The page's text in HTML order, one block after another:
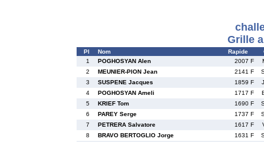
Grille
Pl Nom Rapide
1
POGHOSYAN Alen 2007 F
2
MEUNIER-PION Jean 2141 F
3
SUSPENE Jacques 1859 F
4
POGHOSYAN Ameli 1717 F
5
KRIEF Tom 1690 F
6
PAREY Serge 1737 F
7
PETRERA Salvatore 1617 F
8
BRAVO BERTOGLIO Jorge 1631 F